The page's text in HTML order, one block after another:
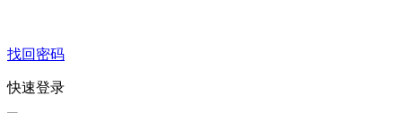
找回密码
快速登录